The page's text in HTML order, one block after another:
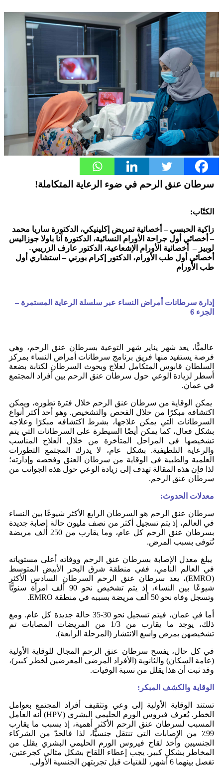
سرطان عنق الرحم في ضوء الرعاية المتكاملة!
الكتّاب:
زاكية الحبسي – أخصائية تمريض إكلينيكي، الدكتورة ساريا محمد
– أخصائي أول جراحة الأورام النسائية، الدكتورة آنا باولا جوزاليس
لوبيز – أخصائية الأورام الإشعاعية، الدكتور عارف الزريبي-
أخصائي أول طب الأورام، الدكتور إكرام بورني – استشاري أول
طب الأورام
إدارة سرطانات أمراض النساء عبر سلسلة الرعاية المستمرة –
الجزء 6
عالميًّا، يعد شهر يناير شهر التوعية بسرطان عنق الرحم، وهي
فرصة يستفيد منها فريق برنامج سرطانات أمراض النساء بمركز
السلطان قابوس المتكامل لعلاج وبحوث السرطان لكتابة بضعة
أسطر لزيادة الوعي حول سرطان عنق الرحم بين أفراد المجتمع
في عمان.
يمكن الوقاية من سرطان عنق الرحم خلال فترة تطوره، ويمكن
اكتشافه مبكرًا من خلال الفحص والتشخيص. وهو أحد أكثر أنواع
السرطانات التي يمكن علاجها، بشرط اكتشافه مبكرًا وعلاجه
بشكل فعال، كما يمكن أيضًا السيطرة على السرطانات التي يتم
تشخيصها في المراحل المتأخرة من خلال العلاج المناسب
والرعاية التلطيفية. بشكل عام، لا يدرك المجتمع التطورات
العلمية والطبية في الوقاية من سرطان العنق وفحصه وإدارته؛
لذا فإن هذه المقالة تهدف إلى زيادة الوعي حول هذه الجوانب من
سرطان عنق الرحم.
معدلات الحدوث:
سرطان عنق الرحم هو السرطان الرابع الأكثر شيوعًا بين النساء
في العالم، إذ يتم تسجيل أكثر من نصف مليون حالة إصابة جديدة
بسرطان عنق الرحم كل عام، وما يقارب من 250 ألف مريضة
تُتوفى بسبب المرض.
يبلغ معدل الإصابة بسرطان عنق الرحم ووفاته أعلى مستوياته
في العالم النامي، ففي منطقة شرق البحر الأبيض المتوسط
(EMRO)، يعد سرطان عنق الرحم السرطان السادس الأكثر
شيوعًا بين النساء، إذ يتم تشخيص نحو 90 ألف امرأة سنويًّا
وتسجل وفاة نحو 50 ألف مريضة بسببه في منطقة EMRO.
أما في عمان، فيتم تسجيل نحو 30-35 حالة جديدة كل عام. ومع
ذلك، يوجد ما يقارب من 1/3 من المريضات المصابات تم
تشخيصهن بمرض واسع الانتشار (المرحلة الرابعة).
في كل حال، يفسح سرطان عنق الرحم المجال للوقاية الأولية
(عامة السكان) والثانوية (الأفراد المرضى المعرضين لخطر كبير)،
وقد ثبت أن هذا يقلل من نسبة الوفيات.
الوقاية والكشف المبكر:
تستند الوقاية الأولية إلى وعي وتثقيف أفراد المجتمع بعوامل
الخطر. يُعرف فيروس الورم الحليمي البشري (HPV) أنه العامل
المسبب لسرطان عنق الرحم الأكثر أهمية، إذ يسبب ما يقارب
99٪ من الإصابات التي تنتقل جنسيًّا، لذا فالحدّ من الشركاء
الجنسيين وأخذ لقاح فيروس الورم الحليمي البشري يقلل من
المخاطر بشكل كبير. يجب إعطاء اللقاح بشكل مثالي كجرعتين،
تفصل بينهما 6 أشهر، للفتيات قبل تجربتهن الجنسية الأولى.